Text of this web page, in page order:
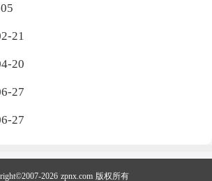
21
20
27
27
2026 zpnx.com 版权所有